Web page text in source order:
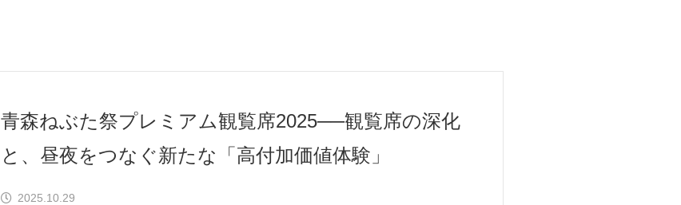
青森ねぶた祭プレミアム観覧席2025──観覧席の深化
と、昼夜をつなぐ新たな「高付加価値体験」
2025.10.29